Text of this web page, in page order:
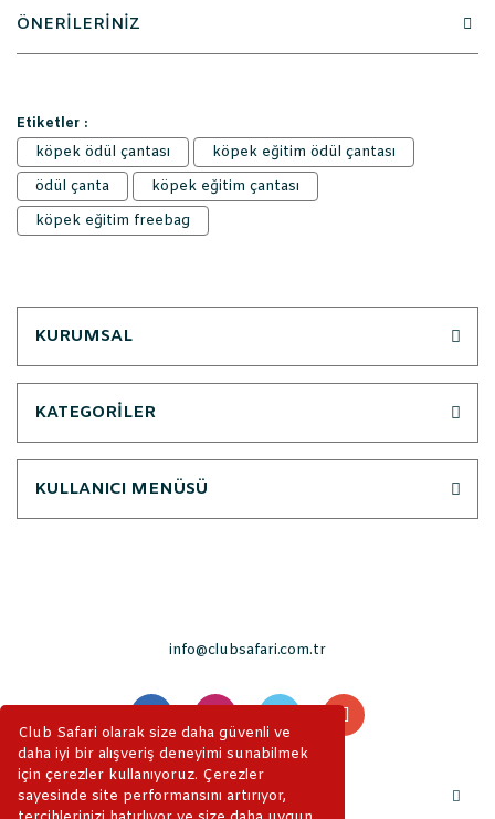
Club Safari olarak size daha güvenli ve
daha iyi bir alışveriş deneyimi sunabilmek
için çerezler kullanıyoruz. Çerezler
sayesinde site performansını artırıyor,
ÖNERİLERİNİZ
Etiketler :
köpek ödül çantası
köpek eğitim ödül çantası
ödül çanta
köpek eğitim çantası
köpek eğitim freebag
KURUMSAL
KATEGORİLER
KULLANICI MENÜSÜ
info@clubsafari.com.tr